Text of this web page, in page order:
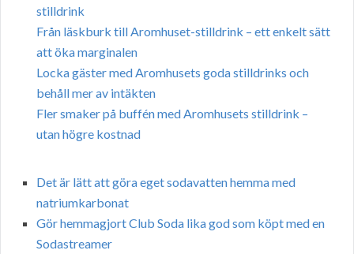
stilldrink
Från läskburk till Aromhuset-stilldrink – ett enkelt sätt
att öka marginalen
Locka gäster med Aromhusets goda stilldrinks och
behåll mer av intäkten
Fler smaker på buffén med Aromhusets stilldrink –
utan högre kostnad
Det är lätt att göra eget sodavatten hemma med
natriumkarbonat
Gör hemmagjort Club Soda lika god som köpt med en
Sodastreamer